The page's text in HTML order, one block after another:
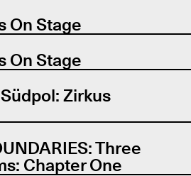
On Stage
On Stage
Zirkus
Three
Chapter One